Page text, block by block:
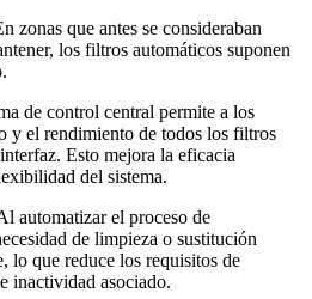
zonas que antes se consideraban
los filtros automáticos suponen
de control central permite a los
y el rendimiento de todos los filtros
Esto mejora la eficacia
del sistema.
automatizar el proceso de
de limpieza o sustitución
lo que reduce los requisitos de
inactividad asociado.